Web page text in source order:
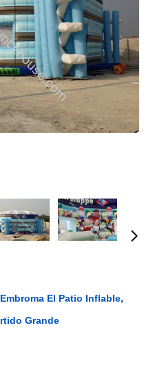
El Patio Inflable,
Grande